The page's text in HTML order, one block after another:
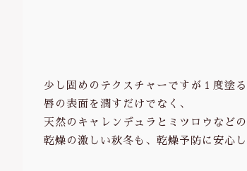
少し固めのテクスチャーですが１度塗
唇の表面を潤すだけでなく、
天然のキャレンデュラとミツロウなど
乾燥の激しい秋冬も、乾燥予防に安心